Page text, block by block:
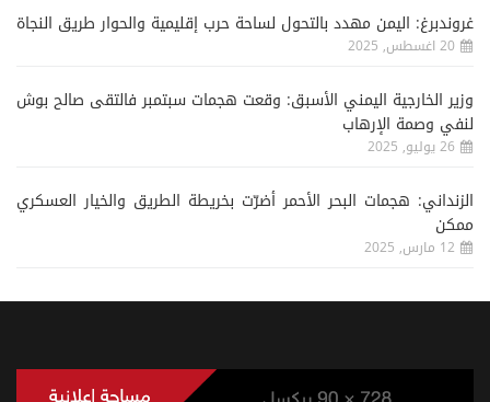
غروندبرغ: اليمن مهدد بالتحول لساحة حرب إقليمية والحوار طريق النجاة
20 اغسطس, 2025
وزير الخارجية اليمني الأسبق: وقعت هجمات سبتمبر فالتقى صالح بوش
لنفي وصمة الإرهاب
26 يوليو, 2025
الزنداني: هجمات البحر الأحمر أضرّت بخريطة الطريق والخيار العسكري
ممكن
12 مارس, 2025